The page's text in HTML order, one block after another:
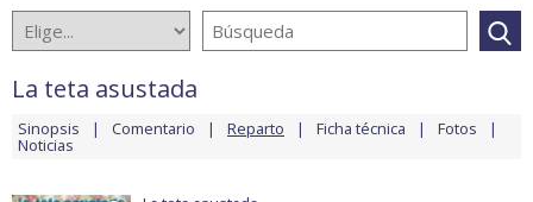
La teta asustada
Sinopsis Comentario Reparto Ficha técnica Fotos
Noticias